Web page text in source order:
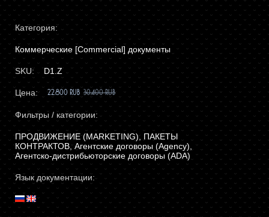
Категория:
Коммерческие [Commercial] документы
SKU: D1.Z
Цена: 22.800 RUB 30.400 RUB
Фильтры / категории:
ПРОДВИЖЕНИЕ (MARKETING), ПАКЕТЫ
КОНТРАКТОВ, Агентcкие договоры (Agency),
Агентско-дистрибьюторские договоры (ADA)
Язык документации: